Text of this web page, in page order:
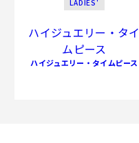
LADIES'
ハイジュエリー・タイ
ムピース
ハイジュエリー・タイムピース